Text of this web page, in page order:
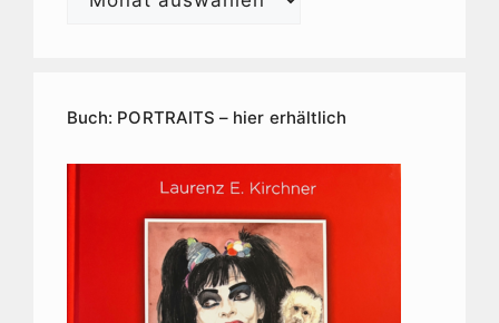
Buch: PORTRAITS – hier erhältlich